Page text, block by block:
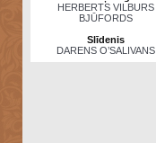
HERBERTS VILBURS
BJŪFORDS
Slīdenis
DARENS O’SALIVANS